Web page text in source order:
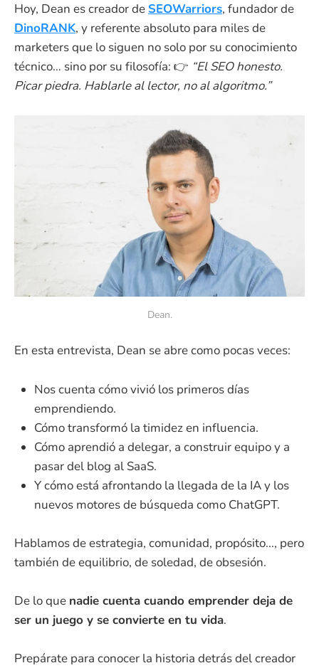
Hoy, Dean es creador de SEOWarriors, fundador de
DinoRANK, y referente absoluto para miles de
marketers que lo siguen no solo por su conocimiento
técnico… sino por su filosofía: 👉 “El SEO honesto.
Picar piedra. Hablarle al lector, no al algoritmo.”
Dean.
En esta entrevista, Dean se abre como pocas veces:
Nos cuenta cómo vivió los primeros días
emprendiendo.
Cómo transformó la timidez en influencia.
Cómo aprendió a delegar, a construir equipo y a
pasar del blog al SaaS.
Y cómo está afrontando la llegada de la IA y los
nuevos motores de búsqueda como ChatGPT.
Hablamos de estrategia, comunidad, propósito..., pero
también de equilibrio, de soledad, de obsesión.
De lo que nadie cuenta cuando emprender deja de
ser un juego y se convierte en tu vida.
Prepárate para conocer la historia detrás del creador